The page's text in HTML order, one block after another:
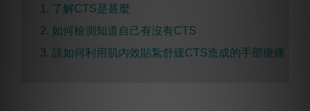
1. 了解CTS是甚麼
2. 如何檢測知道自己有沒有CTS
3. 該如何利用肌內效貼紮舒緩CTS造成的手部痠痛